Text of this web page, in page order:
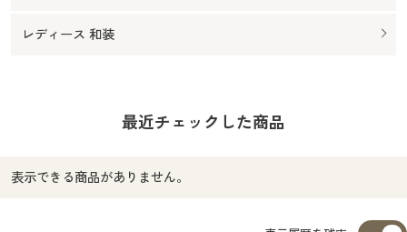
レディース 和装
最近チェックした商品
表示できる商品がありません。